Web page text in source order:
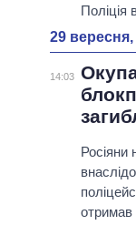
29 вересня,
14:03
Росіяни
отримав